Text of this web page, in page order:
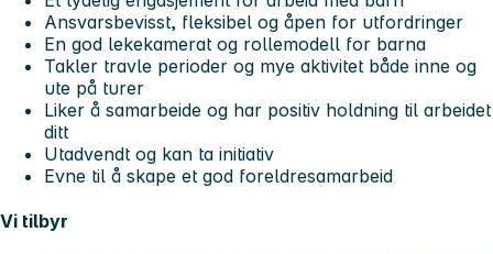
Ansvarsbevisst, fleksibel og åpen for utfordringer
En god lekekamerat og rollemodell for barna
Takler travle perioder og mye aktivitet både inne og
ute på turer
Liker å samarbeide og har positiv holdning til arbeidet
ditt
Utadvendt og kan ta initiativ
Evne til å skape et god foreldresamarbeid
Vi tilbyr